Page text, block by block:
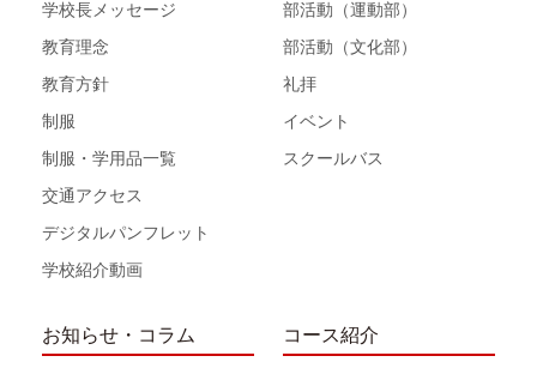
学校長メッセージ
教育理念
教育方針
制服
制服・学用品一覧
交通アクセス
デジタルパンフレット
学校紹介動画
部活動（運動部）
部活動（文化部）
礼拝
イベント
スクールバス
お知らせ・コラム コース紹介